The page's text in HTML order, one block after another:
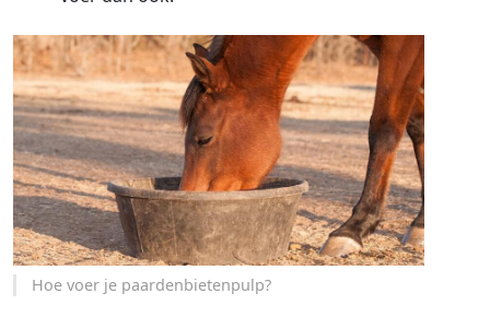
Hoe voer je paardenbietenpulp?